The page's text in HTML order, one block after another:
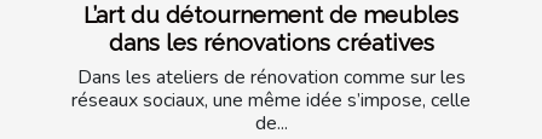
L’art du détournement de meubles
dans les rénovations créatives
Dans les ateliers de rénovation comme sur les
réseaux sociaux, une même idée s’impose, celle
de...